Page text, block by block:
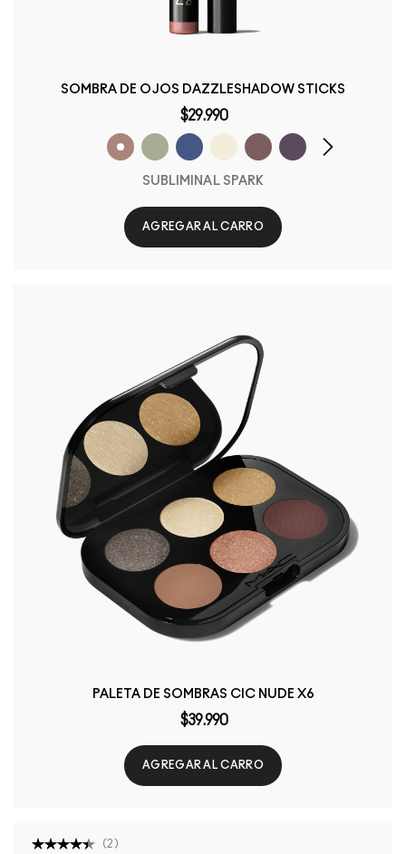
SOMBRA DE OJOS DAZZLESHADOW STICKS
$29.990
SUBLIMINAL SPARK
AGREGAR AL CARRO
PALETA DE SOMBRAS CIC NUDE X6
$39.990
AGREGAR AL CARRO
( 2 )